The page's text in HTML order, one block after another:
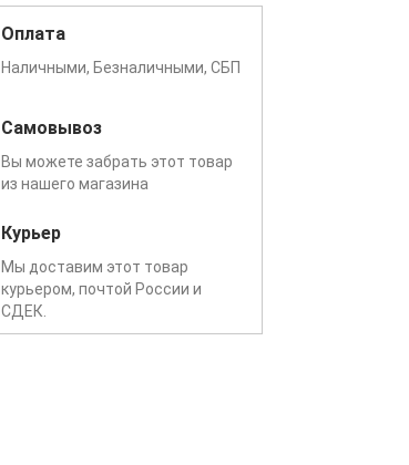
Оплата
Наличными, Безналичными, СБП
Самовывоз
Вы можете забрать этот товар
из нашего магазина
Курьер
Мы доставим этот товар
курьером, почтой России и
СДЕК.